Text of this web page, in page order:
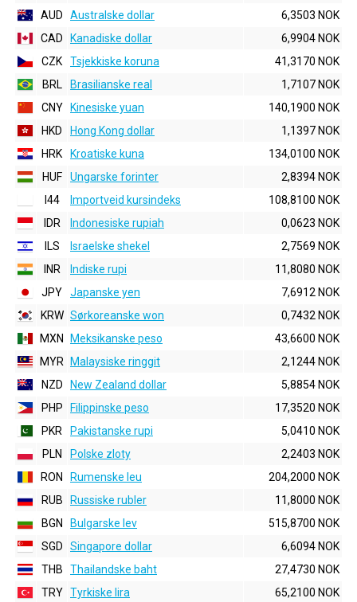
AUD
Australske dollar
6,3503 NOK
CAD
Kanadiske dollar
6,9904 NOK
CZK
Tsjekkiske koruna
41,3170 NOK
BRL
Brasilianske real
1,7107 NOK
CNY
Kinesiske yuan
140,1900 NOK
HKD
Hong Kong dollar
1,1397 NOK
HRK
Kroatiske kuna
134,0100 NOK
HUF
Ungarske forinter
2,8394 NOK
I44
Importveid kursindeks
108,8100 NOK
IDR
Indonesiske rupiah
0,0623 NOK
ILS
Israelske shekel
2,7569 NOK
INR
Indiske rupi
11,8080 NOK
JPY
Japanske yen
7,6912 NOK
KRW Sørkoreanske won
0,7432 NOK
MXN
Meksikanske peso
43,6600 NOK
MYR
Malaysiske ringgit
2,1244 NOK
NZD
New Zealand dollar
5,8854 NOK
PHP
Filippinske peso
17,3520 NOK
PKR
Pakistanske rupi
5,0410 NOK
PLN
Polske zloty
2,2403 NOK
RON
Rumenske leu
204,2000 NOK
RUB
Russiske rubler
11,8000 NOK
BGN
Bulgarske lev
515,8700 NOK
SGD
Singapore dollar
6,6094 NOK
THB
Thailandske baht
27,4730 NOK
TRY Tyrkiske lira
65,2100 NOK